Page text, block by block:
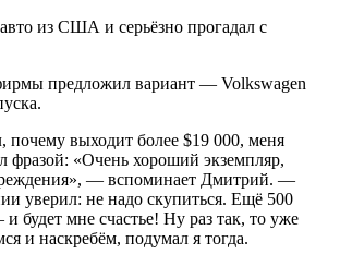
предложил вариант — Volkswagen
почему выходит более $19 000, меня
фразой: «Очень хороший экземпляр,
— вспоминает Дмитрий. —
уверил: не надо скупиться. Ещё 500
будет мне счастье! Ну раз так, то уже
и наскребём, подумал я тогда.